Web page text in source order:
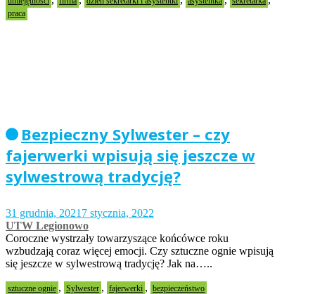
praca
Bezpieczny Sylwester – czy
fajerwerki wpisują się jeszcze w
sylwestrową tradycję?
31 grudnia, 2021 7 stycznia, 2022
UTW Legionowo
Coroczne wystrzały towarzyszące końcówce roku
wzbudzają coraz więcej emocji. Czy sztuczne ognie wpisują
się jeszcze w sylwestrową tradycję? Jak na…..
sztuczne ognie , Sylwester , fajerwerki , bezpieczeństwo